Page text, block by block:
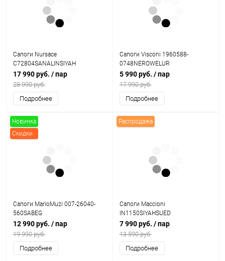
Сапоги Nursace
C72804SANALINSIYAH
17 990 руб. / пар
28 990 руб.
Подробнее
Сапоги Visconi 1960588-
0748NEROWELUR
5 990 руб. / пар
17 990 руб.
Подробнее
Новинка
Скидки
Сапоги MarioMuzi 007-26040-
560SABEG
12 990 руб. / пар
19 990 руб.
Подробнее
Распродажа
Сапоги Maccioni
IN1150SIYAHSUED
7 990 руб. / пар
13 590 руб.
Подробнее